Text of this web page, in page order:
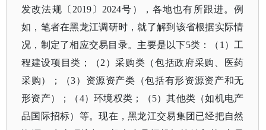
发改法规〔2019〕2024号），各地也有所跟进。例
如，笔者在黑龙江调研时，就了解到该省根据实际情
况，制定了相应交易目录。主要是以下5类：（1）工
程建设项目类；（2）采购类（包括政府采购、医药
采购）；（3）资源资产类（包括有形资源资产和无
形资产）；（4）环境权类；（5）其他类（如机电产
品国际招标）等。现在，黑龙江交易集团已经把自然